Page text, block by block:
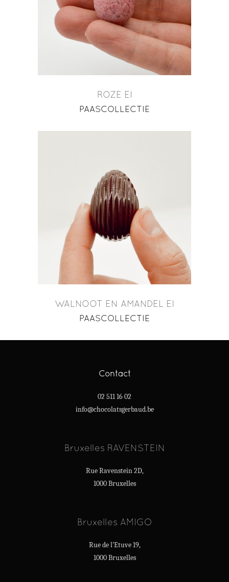
ROZE EI
PAASCOLLECTIE
WALNOOT EN AMANDEL EI
PAASCOLLECTIE
Contact
02 511 16 02
info@chocolatsgerbaud.be
Bruxelles RAVENSTEIN
Rue Ravenstein 2D,
1000 Bruxelles
Bruxelles AMIGO
Rue de l'Etuve 19,
1000 Bruxelles